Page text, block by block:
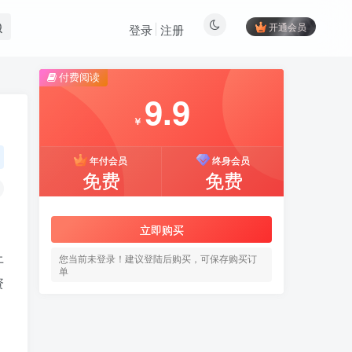
开通会员
登录 注册
付费阅读
￥ 9.9
年付会员
免费
终身会员
免费
立即购买
您当前未登录！建议登陆后购买，可保存购买订
单